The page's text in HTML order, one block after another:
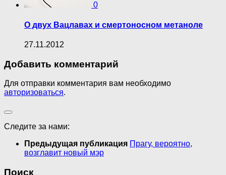
0
О двух Вацлавах и смертоносном метаноле
27.11.2012
Добавить комментарий
Для отправки комментария вам необходимо
авторизоваться.
Следите за нами:
Предыдущая публикация Прагу, вероятно,
возглавит новый мэр
Поиск